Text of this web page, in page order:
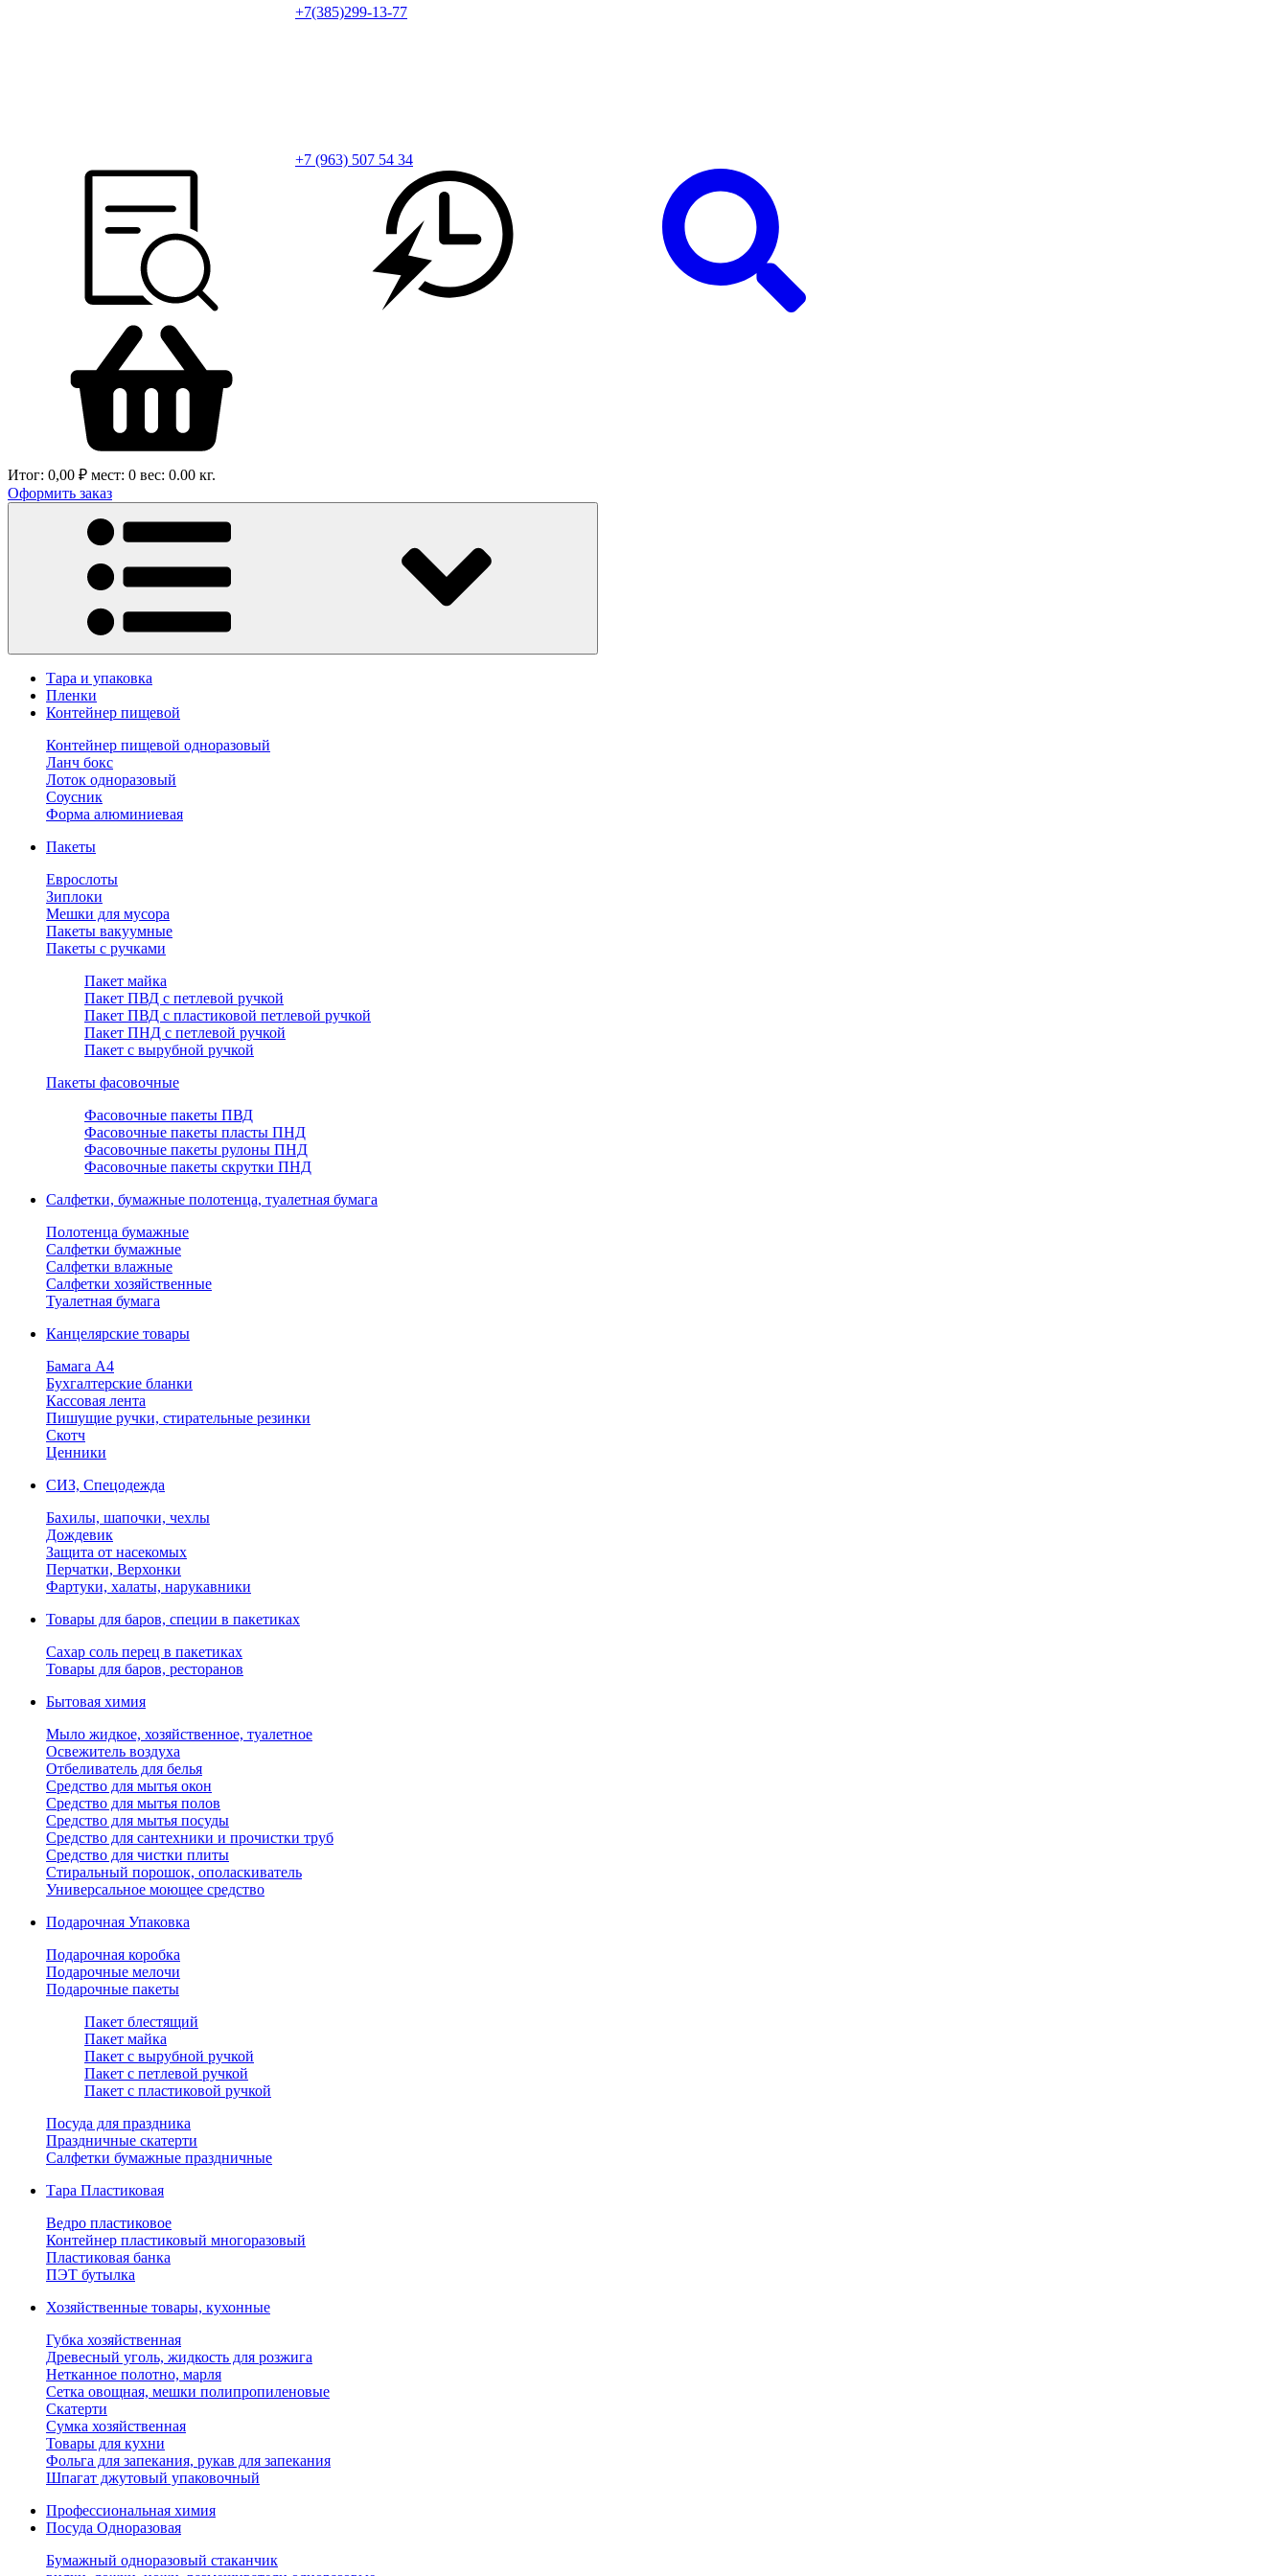
+7(385)299-13-77
+7 (963) 507 54 34
Итог: 0,00 ₽ мест: 0 вес: 0.00 кг.
Оформить заказ
Тара и упаковка
Пленки
Контейнер пищевой
Контейнер пищевой одноразовый
Ланч бокс
Лоток одноразовый
Соусник
Форма алюминиевая
Пакеты
Еврослоты
Зиплоки
Мешки для мусора
Пакеты вакуумные
Пакеты с ручками
Пакет майка
Пакет ПВД с петлевой ручкой
Пакет ПВД с пластиковой петлевой ручкой
Пакет ПНД с петлевой ручкой
Пакет с вырубной ручкой
Пакеты фасовочные
Фасовочные пакеты ПВД
Фасовочные пакеты пласты ПНД
Фасовочные пакеты рулоны ПНД
Фасовочные пакеты скрутки ПНД
Салфетки, бумажные полотенца, туалетная бумага
Полотенца бумажные
Салфетки бумажные
Салфетки влажные
Салфетки хозяйственные
Туалетная бумага
Канцелярские товары
Бамага А4
Бухгалтерские бланки
Кассовая лента
Пишущие ручки, стирательные резинки
Скотч
Ценники
СИЗ, Спецодежда
Бахилы, шапочки, чехлы
Дождевик
Защита от насекомых
Перчатки, Верхонки
Фартуки, халаты, нарукавники
Товары для баров, специи в пакетиках
Сахар соль перец в пакетиках
Товары для баров, ресторанов
Бытовая химия
Мыло жидкое, хозяйственное, туалетное
Освежитель воздуха
Отбеливатель для белья
Средство для мытья окон
Средство для мытья полов
Средство для мытья посуды
Средство для сантехники и прочистки труб
Средство для чистки плиты
Стиральный порошок, ополаскиватель
Универсальное моющее средство
Подарочная Упаковка
Подарочная коробка
Подарочные мелочи
Подарочные пакеты
Пакет блестящий
Пакет майка
Пакет с вырубной ручкой
Пакет с петлевой ручкой
Пакет с пластиковой ручкой
Посуда для праздника
Праздничные скатерти
Салфетки бумажные праздничные
Тара Пластиковая
Ведро пластиковое
Контейнер пластиковый многоразовый
Пластиковая банка
ПЭТ бутылка
Хозяйственные товары, кухонные
Губка хозяйственная
Древесный уголь, жидкость для розжига
Нетканное полотно, марля
Сетка овощная, мешки полипропиленовые
Скатерти
Сумка хозяйственная
Товары для кухни
Фольга для запекания, рукав для запекания
Шпагат джутовый упаковочный
Профессиональная химия
Посуда Одноразовая
Бумажный одноразовый стаканчик